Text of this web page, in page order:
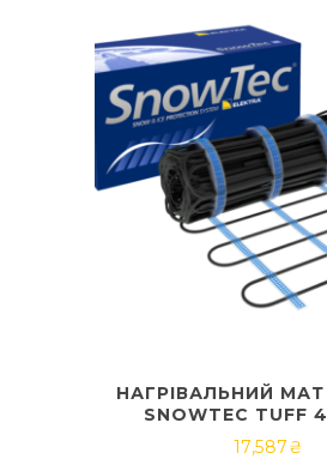
НАГРІВАЛЬНИЙ МАТ
SNOWTEC TUFF
17,587₴